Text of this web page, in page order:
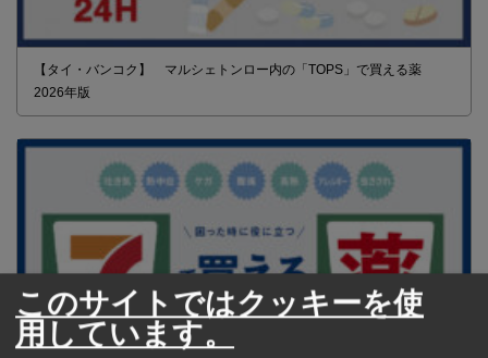
【タイ・バンコク】 マルシェトンロー内の「TOPS」で買える薬
2026年版
このサイトではクッキーを使
用しています。